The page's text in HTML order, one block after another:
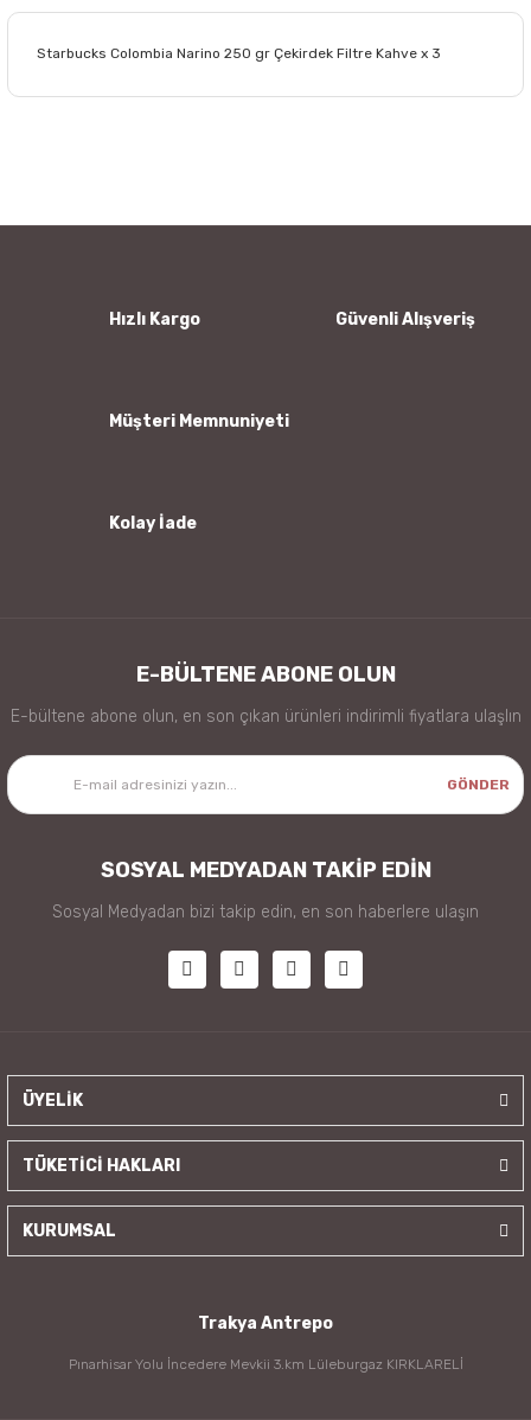
Starbucks Colombia Narino 250 gr Çekirdek Filtre Kahve x 3
Ürün bilgilerinde hatalar bulunuyor.
Hızlı Kargo Güvenli Alışveriş
Müşteri Memnuniyeti
Kolay İade
E-BÜLTENE ABONE OLUN
E-bültene abone olun, en son çıkan ürünleri indirimli fiyatlara ulaşlın
GÖNDER
SOSYAL MEDYADAN TAKİP EDİN
Sosyal Medyadan bizi takip edin, en son haberlere ulaşın
ÜYELİK
TÜKETİCİ HAKLARI
KURUMSAL
Trakya Antrepo
Pınarhisar Yolu İncedere Mevkii 3.km Lüleburgaz KIRKLARELİ